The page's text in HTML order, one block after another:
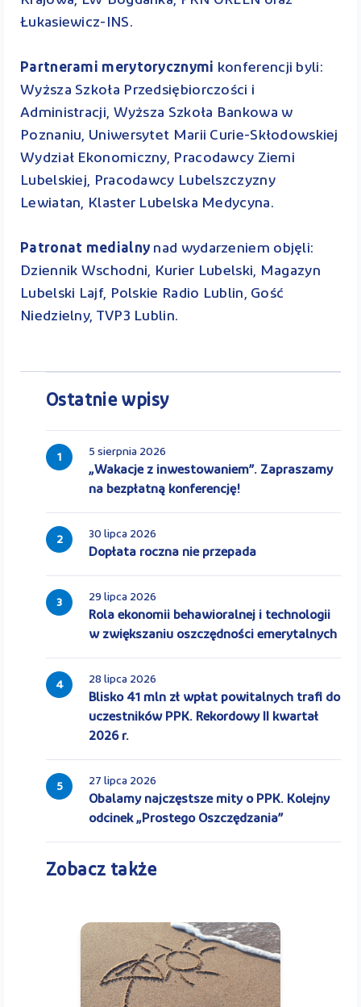
Łukasiewicz-INS.
Partnerami merytorycznymi konferencji byli:
Wyższa Szkoła Przedsiębiorczości i
Administracji, Wyższa Szkoła Bankowa w
Poznaniu, Uniwersytet Marii Curie-Skłodowskiej
Wydział Ekonomiczny, Pracodawcy Ziemi
Lubelskiej, Pracodawcy Lubelszczyzny
Lewiatan, Klaster Lubelska Medycyna.
Patronat medialny nad wydarzeniem objęli:
Dziennik Wschodni, Kurier Lubelski, Magazyn
Lubelski Lajf, Polskie Radio Lublin, Gość
Niedzielny, TVP3 Lublin.
Ostatnie wpisy
1 5 sierpnia 2026
„Wakacje z inwestowaniem”. Zapraszamy
na bezpłatną konferencję!
2 30 lipca 2026
Dopłata roczna nie przepada
3 29 lipca 2026
Rola ekonomii behawioralnej i technologii
w zwiększaniu oszczędności emerytalnych
4 28 lipca 2026
Blisko 41 mln zł wpłat powitalnych trafi do
uczestników PPK. Rekordowy II kwartał
2026 r.
5 27 lipca 2026
Obalamy najczęstsze mity o PPK. Kolejny
odcinek „Prostego Oszczędzania”
Zobacz także